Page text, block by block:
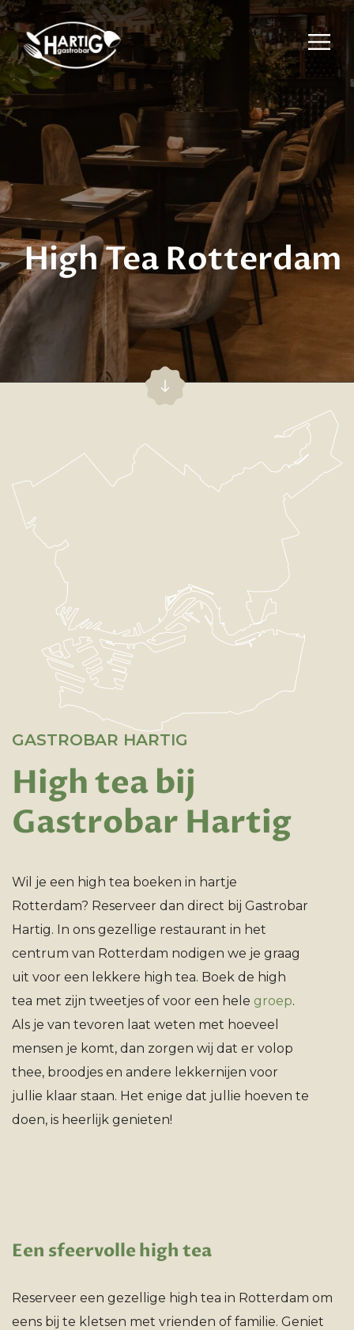
High Tea Rotterdam
GASTROBAR HARTIG
High tea bij
Gastrobar Hartig
Wil je een high tea boeken in hartje
Rotterdam? Reserveer dan direct bij Gastrobar
Hartig. In ons gezellige restaurant in het
centrum van Rotterdam nodigen we je graag
uit voor een lekkere high tea. Boek de high
tea met zijn tweetjes of voor een hele groep.
Als je van tevoren laat weten met hoeveel
mensen je komt, dan zorgen wij dat er volop
thee, broodjes en andere lekkernijen voor
jullie klaar staan. Het enige dat jullie hoeven te
doen, is heerlijk genieten!
Een sfeervolle high tea
Reserveer een gezellige high tea in Rotterdam om
eens bij te kletsen met vrienden of familie. Geniet